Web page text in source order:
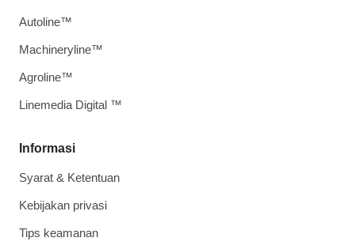
Informasi
Syarat & Ketentuan
Kebijakan privasi
Tips keamanan
Autoline™
Machineryline™
Agroline™
Linemedia Digital ™